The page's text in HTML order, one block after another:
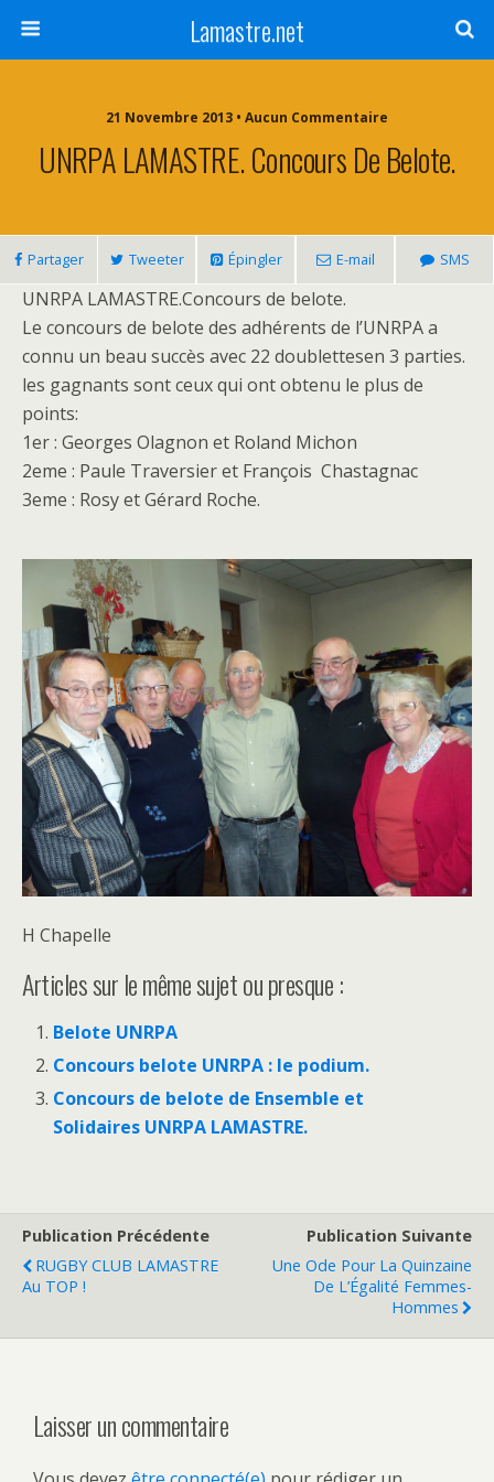
Lamastre.net
21 Novembre 2013 • Aucun Commentaire
UNRPA LAMASTRE. Concours De Belote.
Partager Tweeter Épingler E-mail SMS
UNRPA LAMASTRE.Concours de belote.
Le concours de belote des adhérents de l’UNRPA a
connu un beau succès avec 22 doublettesen 3 parties.
les gagnants sont ceux qui ont obtenu le plus de
points:
1er : Georges Olagnon et Roland Michon
2eme : Paule Traversier et François Chastagnac
3eme : Rosy et Gérard Roche.
H Chapelle
Articles sur le même sujet ou presque :
Belote UNRPA
Concours belote UNRPA : le podium.
Concours de belote de Ensemble et
Solidaires UNRPA LAMASTRE.
Publication Précédente
RUGBY CLUB LAMASTRE
Au TOP !
Publication Suivante
Une Ode Pour La Quinzaine
De L’Égalité Femmes-
Hommes
Laisser un commentaire